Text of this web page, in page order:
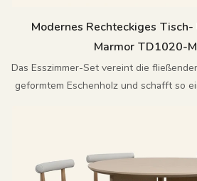
Modernes Rechteckiges
Marmor TD1020-
Das Esszimmer-Set vereint die
geformtem Eschenholz und schafft so